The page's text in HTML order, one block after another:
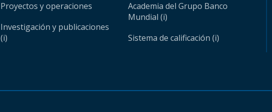
Proyectos y operaciones
Investigación y publicaciones
(i)
Academia del Grupo Banco
Mundial (i)
Sistema de calificación (i)